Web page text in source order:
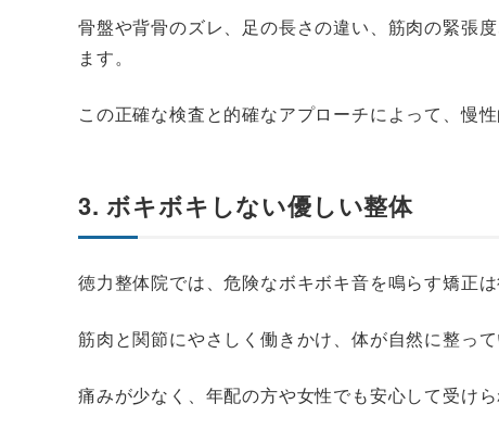
骨盤や背骨のズレ、足の長さの違い、筋肉の緊張
ます。
この正確な検査と的確なアプローチによって、慢
3. ボキボキしない優しい整体
徳力整体院では、危険なボキボキ音を鳴らす矯正は
筋肉と関節にやさしく働きかけ、体が自然に整っ
痛みが少なく、年配の方や女性でも安心して受けら